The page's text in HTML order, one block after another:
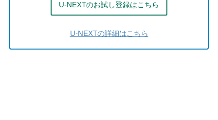
U-NEXTのお試し登録はこちら
U-NEXTの詳細はこちら